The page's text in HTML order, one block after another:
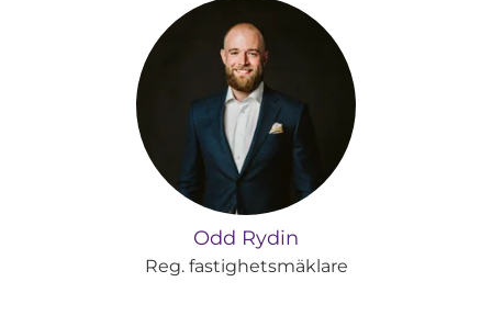
Odd Rydin
Reg. fastighetsmäklare